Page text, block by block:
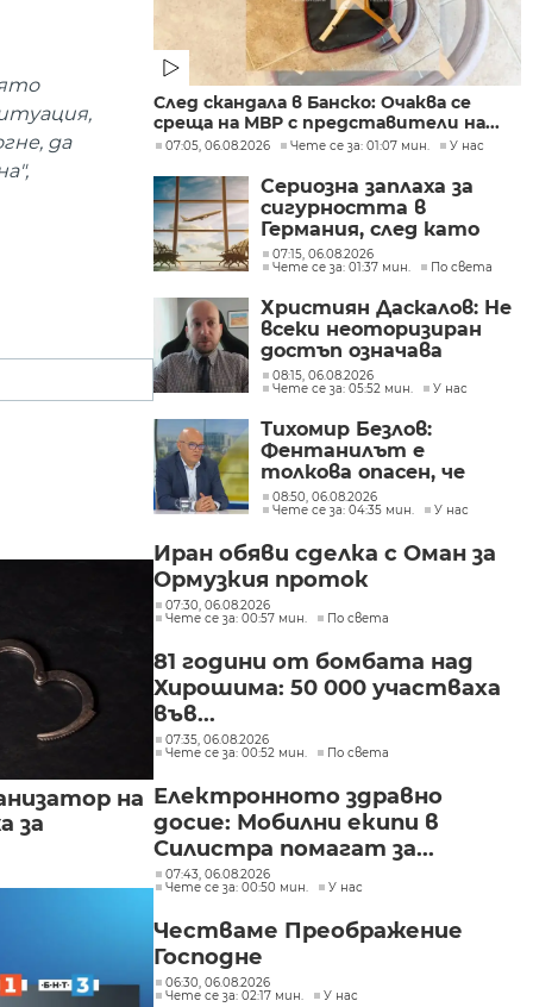
да
на
за
След скандала в Банско: Очаква се
среща на МВР с представители на...
07:05, 06.08.2026 Чете се за: 01:07 мин. У нас
Сериозна заплаха за
сигурността в
Германия, след като
дрон беше намерен на
летището в Лайпциг
07:15, 06.08.2026
Чете се за: 01:37 мин.
По света
Християн Даскалов: Не
всеки неоторизиран
достъп означава
пробив на данни, но
показва сериозни
киберсигурността
08:15, 06.08.2026
Чете се за: 05:52 мин.
У нас
Тихомир Безлов:
Фентанилът е
толкова опасен, че
човек може да
предозира с няколко
08:50, 06.08.2026
Чете се за: 04:35 мин.
У нас
Иран обяви сделка с Оман за
Ормузкия проток
07:30, 06.08.2026
Чете се за: 00:57 мин.
По света
81 години от бомбата над
Хирошима: 50 000 участваха
във...
07:35, 06.08.2026
Чете се за: 00:52 мин.
По света
Електронното здравно
досие: Мобилни екипи в
Силистра помагат за...
07:43, 06.08.2026
Чете се за: 00:50 мин.
У нас
Честваме Преображение
Господне
06:30, 06.08.2026
Чете се за: 02:17 мин.
У нас